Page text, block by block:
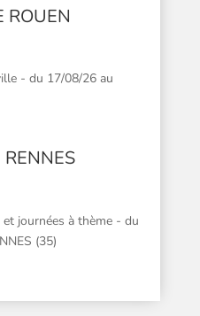
ROUEN
- du 17/08/26 au
RENNES
journées à thème - du
(35)